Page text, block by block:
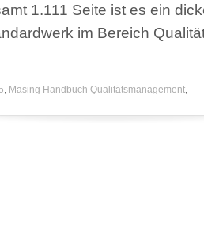
1.111 Seite ist es ein
im Bereich
, Masing Handbuch Qualitätsmanagement,